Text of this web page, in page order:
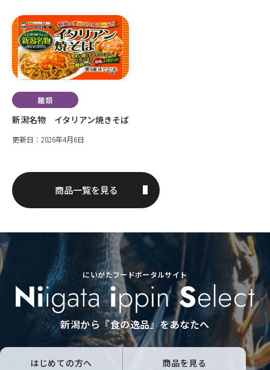
麺類
新潟名物 イタリアン焼きそば
更新日：2026年4月6日
商品一覧を見る
にいがたフードポータルサイト
新潟から『食の逸品』をあなたへ
はじめての方へ 商品を見る